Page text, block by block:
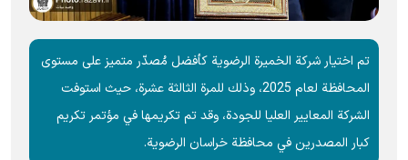
تم اختيار شركة الخميرة الرضوية كأفضل مُصدّر متميز على مستوى
المحافظة لعام 2025، وذلك للمرة الثالثة عشرة، حيث استوفت
الشركة المعايير العليا للجودة، وقد تم تكريمها في مؤتمر تكريم
كبار المصدرين في محافظة خراسان الرضوية.